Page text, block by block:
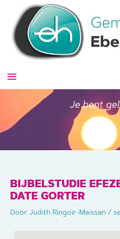
inhoud
Hoofdmenu
BIJBELSTUDIE
DATE GORTER
Door Judith Ringoir-Maissan /